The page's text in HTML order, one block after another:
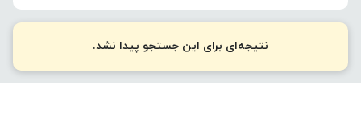
نتیجه‌ای برای این جستجو پیدا نشد.